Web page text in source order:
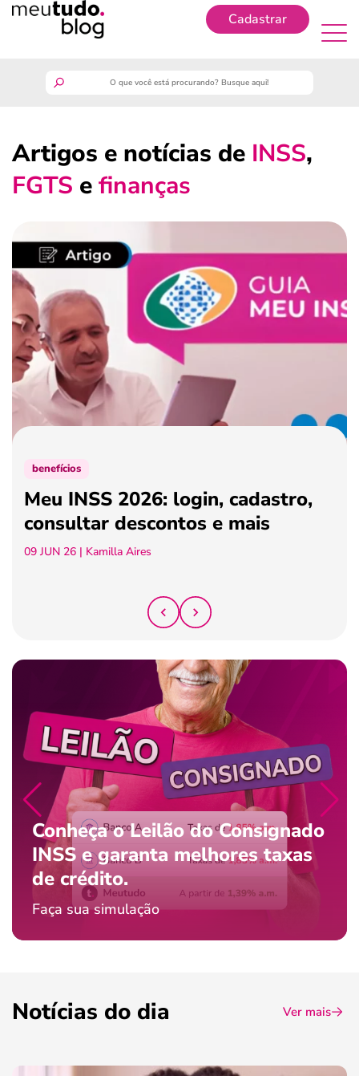
Cadastrar
guia do trabalhador
benefícios
crédito fácil
últimas notícias
ferramentas
Artigos e notícias de INSS,
FGTS efinanças
benefícios
Meu INSS 2026: login, cadastro,
consultar descontos e mais
09 JUN 26 | Kamilla Aires
Conheça o Leilão do Consignado
INSS e garanta melhores taxas
de crédito.
Faça sua simulação
Notícias do dia Ver mais